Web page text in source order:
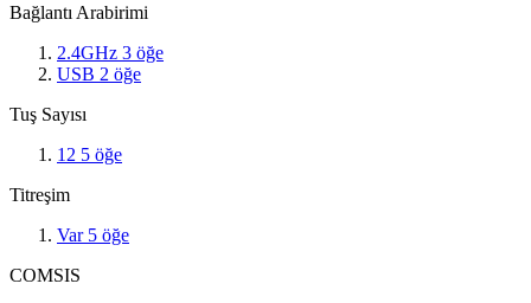
Bağlantı Arabirimi
2.4GHz 3 öğe
USB 2 öğe
Tuş Sayısı
12 5 öğe
Titreşim
Var 5 öğe
COMSIS